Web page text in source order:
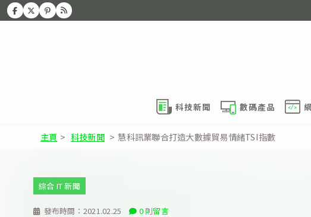
科技新聞 數碼產品
主頁 > 科技新聞 > 慧科訊業聯合打造大數據貿易情緒TSI指數
發布時間： 2021.02.25 0 則留言
綜合 IT 新聞